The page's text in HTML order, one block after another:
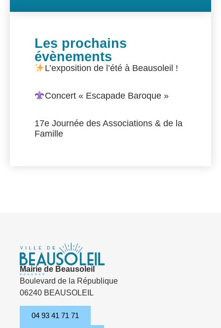
Les prochains
évènements
L’exposition de l’été à Beausoleil !
Concert « Escapade Baroque »
17e Journée des Associations & de la
Famille
Mairie de Beausoleil
Boulevard de la République
06240 BEAUSOLEIL
04 93 41 71 71